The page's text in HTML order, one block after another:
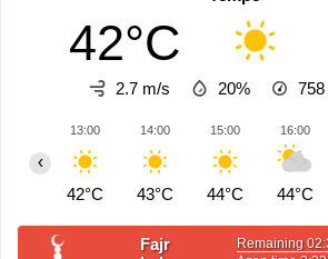
42°C
2.7 m/s 20% 758
13:00
42°C
14:00
43°C
15:00
44°C
16:00
44°C
‹